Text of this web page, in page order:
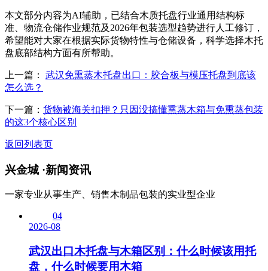
本文部分内容为AI辅助，已结合木质托盘行业通用结构标
准、物流仓储作业规范及2026年包装选型趋势进行人工修订，
希望能对大家在根据实际货物特性与仓储设备，科学选择木托
盘底部结构方面有所帮助。
上一篇： 武汉免熏蒸木托盘出口：胶合板与模压托盘到底该
怎么选？
下一篇： 货物被海关扣押？只因没搞懂熏蒸木箱与免熏蒸包装
的这3个核心区别
返回列表页
兴金城 ·新闻资讯
一家专业从事生产、销售木制品包装的实业型企业
04
2026-08
武汉出口木托盘与木箱区别：什么时候该用托
盘，什么时候要用木箱